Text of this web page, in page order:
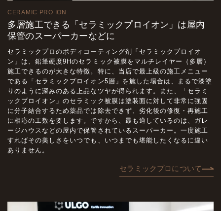
CERAMIC PRO ION
多層施工できる「セラミックプロイオン」は屋内
保管のスーパーカーなどに
セラミックプロのボディコーティング剤「セラミックプロイオ
ン」は、鉛筆硬度9Hのセラミック被膜をマルチレイヤー（多層）
施工できるのが大きな特徴。特に、当店で最上級の施工メニュー
である「セラミックプロイオン5層」を施した場合は、まるで漆塗
りのように深みのある上品なツヤが得られます。また、「セラミ
ックプロイオン」のセラミック被膜は塗装面に対して非常に強固
に分子結合するため薬品では除去できず、劣化後の修復・再施工
に相応の工数を要します。ですから、最も適しているのは、ガレ
ージハウスなどの屋内で保管されているスーパーカー。一度施工
すればその美しさをいつでも、いつまでも堪能したくなるに違い
ありません。
セラミックプロについて